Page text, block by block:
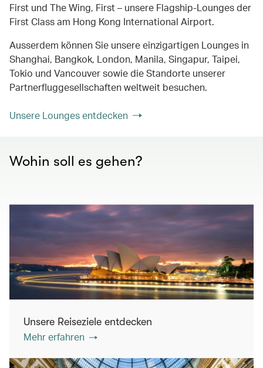
First und The Wing, First – unsere Flagship-Lounges der
First Class am Hong Kong International Airport.
Ausserdem können Sie unsere einzigartigen Lounges in
Shanghai, Bangkok, London, Manila, Singapur, Taipei,
Tokio und Vancouver sowie die Standorte unserer
Partnerfluggesellschaften weltweit besuchen.
Unsere Lounges entdecken
Wohin soll es gehen?
Unsere Reiseziele entdecken
Mehr erfahren